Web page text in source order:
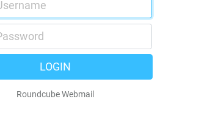
LOGIN
Roundcube Webmail